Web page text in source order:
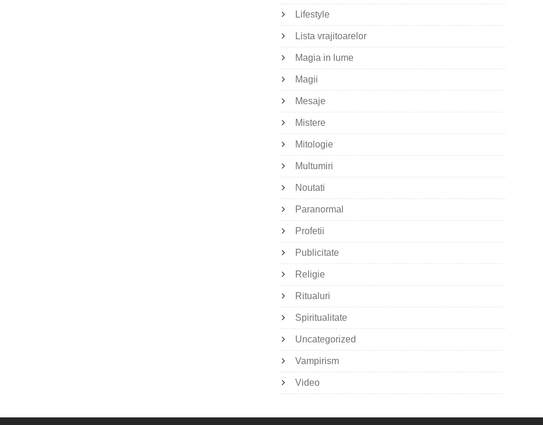
Lifestyle
Lista vrajitoarelor
Magia in lume
Magii
Mesaje
Mistere
Mitologie
Multumiri
Noutati
Paranormal
Profetii
Publicitate
Religie
Ritualuri
Spiritualitate
Uncategorized
Vampirism
Video